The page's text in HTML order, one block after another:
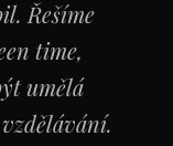
Řešíme
time,
umělá